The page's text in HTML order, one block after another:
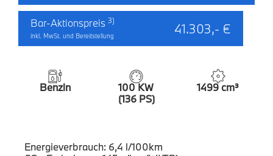
Bar-Aktionspreis 3)
inkl. MwSt. und Bereitstellung 41.303,- €
Benzin
100 KW
(136 PS)
1499 cm³
Energieverbrauch: 6,4 l/100km